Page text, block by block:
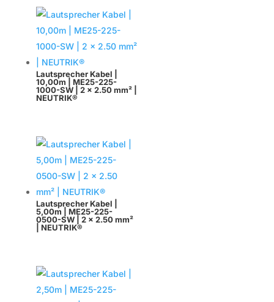
Lautsprecher Kabel |
10,00m | ME25-225-
1000-SW | 2 x 2.50 mm² |
NEUTRIK®
Lautsprecher Kabel |
5,00m | ME25-225-
0500-SW | 2 x 2.50 mm²
| NEUTRIK®